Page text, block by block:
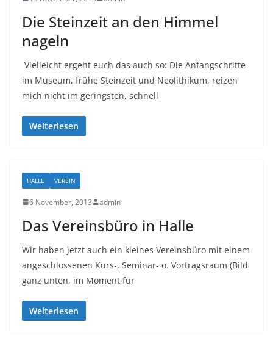
Die Steinzeit an den Himmel
nageln
Vielleicht ergeht euch das auch so: Die Anfangschritte
im Museum, frühe Steinzeit und Neolithikum, reizen
mich nicht im geringsten, schnell
Weiterlesen
HALLE VEREIN
6 November, 2013 admin
Das Vereinsbüro in Halle
Wir haben jetzt auch ein kleines Vereinsbüro mit einem
angeschlossenen Kurs-, Seminar- o. Vortragsraum (Bild
ganz unten, im Moment für
Weiterlesen